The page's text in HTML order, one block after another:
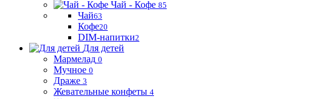
Чай - Кофе 85
Чай63
Кофе20
DIM-напитки2
Для детей
Мармелад 0
Мучное 0
Драже 3
Жевательные конфеты 4